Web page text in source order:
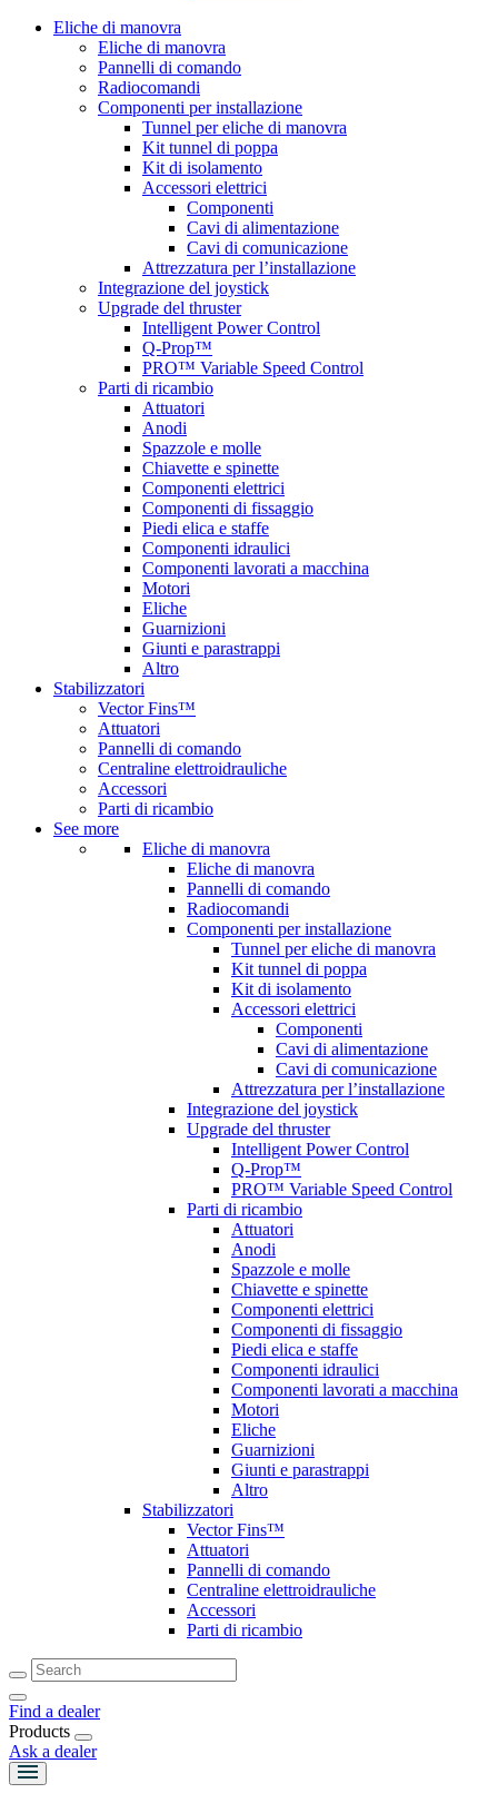
Eliche di manovra
Eliche di manovra
Pannelli di comando
Radiocomandi
Componenti per installazione
Tunnel per eliche di manovra
Kit tunnel di poppa
Kit di isolamento
Accessori elettrici
Componenti
Cavi di alimentazione
Cavi di comunicazione
Attrezzatura per l’installazione
Integrazione del joystick
Upgrade del thruster
Intelligent Power Control
Q-Prop™
PRO™ Variable Speed Control
Parti di ricambio
Attuatori
Anodi
Spazzole e molle
Chiavette e spinette
Componenti elettrici
Componenti di fissaggio
Piedi elica e staffe
Componenti idraulici
Componenti lavorati a macchina
Motori
Eliche
Guarnizioni
Giunti e parastrappi
Altro
Stabilizzatori
Vector Fins™
Attuatori
Pannelli di comando
Centraline elettroidrauliche
Accessori
Parti di ricambio
See more
Eliche di manovra
Eliche di manovra
Pannelli di comando
Radiocomandi
Componenti per installazione
Tunnel per eliche di manovra
Kit tunnel di poppa
Kit di isolamento
Accessori elettrici
Componenti
Cavi di alimentazione
Cavi di comunicazione
Attrezzatura per l’installazione
Integrazione del joystick
Upgrade del thruster
Intelligent Power Control
Q-Prop™
PRO™ Variable Speed Control
Parti di ricambio
Attuatori
Anodi
Spazzole e molle
Chiavette e spinette
Componenti elettrici
Componenti di fissaggio
Piedi elica e staffe
Componenti idraulici
Componenti lavorati a macchina
Motori
Eliche
Guarnizioni
Giunti e parastrappi
Altro
Stabilizzatori
Vector Fins™
Attuatori
Pannelli di comando
Centraline elettroidrauliche
Accessori
Parti di ricambio
Find a dealer
Products
Ask a dealer